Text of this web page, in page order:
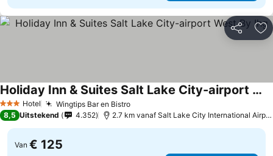
Delen
3 SterrenHotel Wingtips Bar en BistroPrijzen bekijken
Holiday Inn & Suites Salt Lake City-airport West By Ihg
Prijzen bekijken
8,5 Uitstekend 4.352 2.7 km vanaf Salt Lake City International
Van € 125